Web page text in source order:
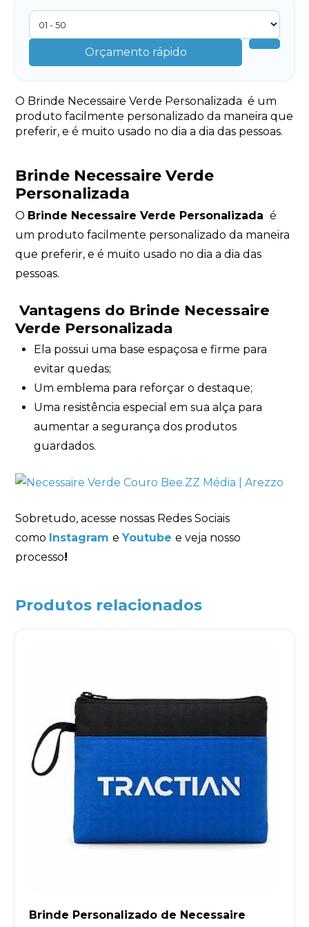
Orçamento rápido
O Brinde Necessaire Verde Personalizada é um
produto facilmente personalizado da maneira que
preferir, e é muito usado no dia a dia das pessoas.
Brinde Necessaire Verde
Personalizada
O Brinde Necessaire Verde Personalizada é
um produto facilmente personalizado da maneira
que preferir, e é muito usado no dia a dia das
pessoas.
Vantagens do Brinde Necessaire
Verde Personalizada
Ela possui uma base espaçosa e firme para
evitar quedas;
Um emblema para reforçar o destaque;
Uma resistência especial em sua alça para
aumentar a segurança dos produtos
guardados.
Sobretudo, acesse nossas Redes Sociais
como Instagram eYoutube e veja nosso
processo!
Produtos relacionados
Brinde Personalizado de Necessaire